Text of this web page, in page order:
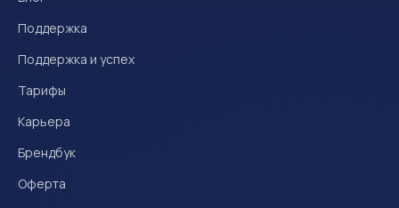
Поддержка
Поддержка и успех
Тарифы
Карьера
Брендбук
Оферта